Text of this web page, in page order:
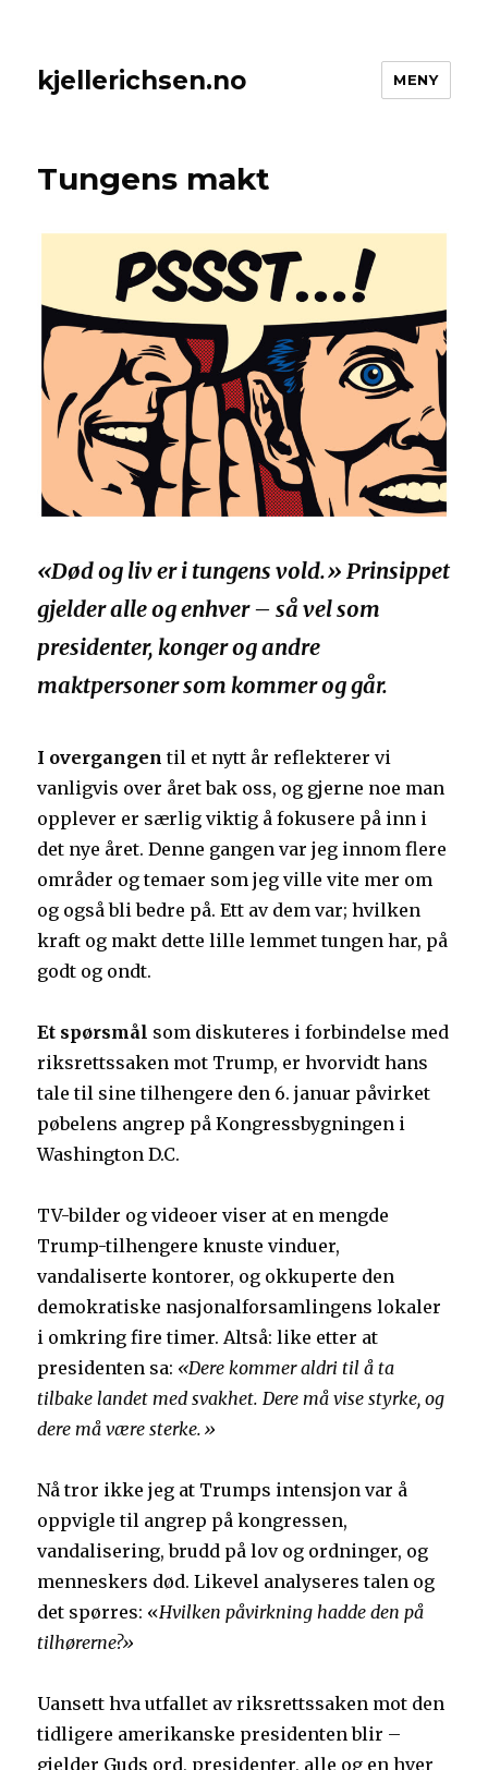
kjellerichsen.no MENY
Tungens makt
«Død og liv er i tungens vold.» Prinsippet
gjelder alle og enhver – så vel som
presidenter, konger og andre
maktpersoner som kommer og går.
I overgangen til et nytt år reflekterer vi
vanligvis over året bak oss, og gjerne noe man
opplever er særlig viktig å fokusere på inn i
det nye året. Denne gangen var jeg innom flere
områder og temaer som jeg ville vite mer om
og også bli bedre på. Ett av dem var; hvilken
kraft og makt dette lille lemmet tungen har, på
godt og ondt.
Et spørsmål som diskuteres i forbindelse med
riksrettssaken mot Trump, er hvorvidt hans
tale til sine tilhengere den 6. januar påvirket
pøbelens angrep på Kongressbygningen i
Washington D.C.
TV-bilder og videoer viser at en mengde
Trump-tilhengere knuste vinduer,
vandaliserte kontorer, og okkuperte den
demokratiske nasjonalforsamlingens lokaler
i omkring fire timer. Altså: like etter at
presidenten sa: «Dere kommer aldri til å ta
tilbake landet med svakhet. Dere må vise styrke, og
dere må være sterke.»
Nå tror ikke jeg at Trumps intensjon var å
oppvigle til angrep på kongressen,
vandalisering, brudd på lov og ordninger, og
menneskers død. Likevel analyseres talen og
det spørres: «Hvilken påvirkning hadde den på
tilhørerne?»
Uansett hva utfallet av riksrettssaken mot den
tidligere amerikanske presidenten blir –
gjelder Guds ord, presidenter, alle og en hver